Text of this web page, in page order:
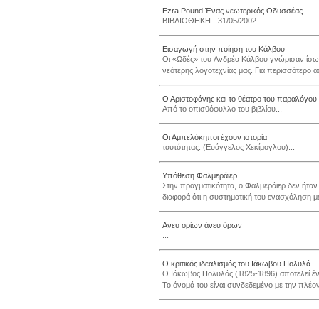
Ezra Pound Ένας νεωτερικός Οδυσσέας
ΒΙΒΛΙΟΘΗΚΗ - 31/05/2002...
Εισαγωγή στην ποίηση του Κάλβου
Οι «Ωδές» του Aνδρέα Kάλβου γνώρισαν
νεότερης λογοτεχνίας μας. Για
Ο Αριστοφάνης και το θέατρο του παραλόγου
Από το οπισθόφυλλο του βιβλίου...
Οι Αμπελόκηποι έχουν ιστορία
ταυτότητας. (Ευάγγελος Χεκίμογλου)...
Υπόθεση Φαλμεράιερ
Στην πραγματικότητα, ο Φαλμεράιερ δεν
διαφορά ότι η συστηματική του ενασχόληση
Ανευ ορίων άνευ όρων
Ο κριτικός ιδεαλισμός του Ιάκωβου Πολυλά
Ο Ιάκωβος Πολυλάς (1825-1896) αποτελεί
Το όνομά του είναι συνδεδεμένο με την